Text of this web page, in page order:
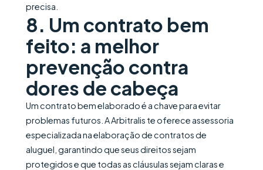
precisa.
8. Um contrato bem
feito: a melhor
prevenção contra
dores de cabeça
Um contrato bem elaborado é a chave para evitar
problemas futuros. A Arbitralis te oferece assessoria
especializada na elaboração de contratos de
aluguel, garantindo que seus direitos sejam
protegidos e que todas as cláusulas sejam claras e